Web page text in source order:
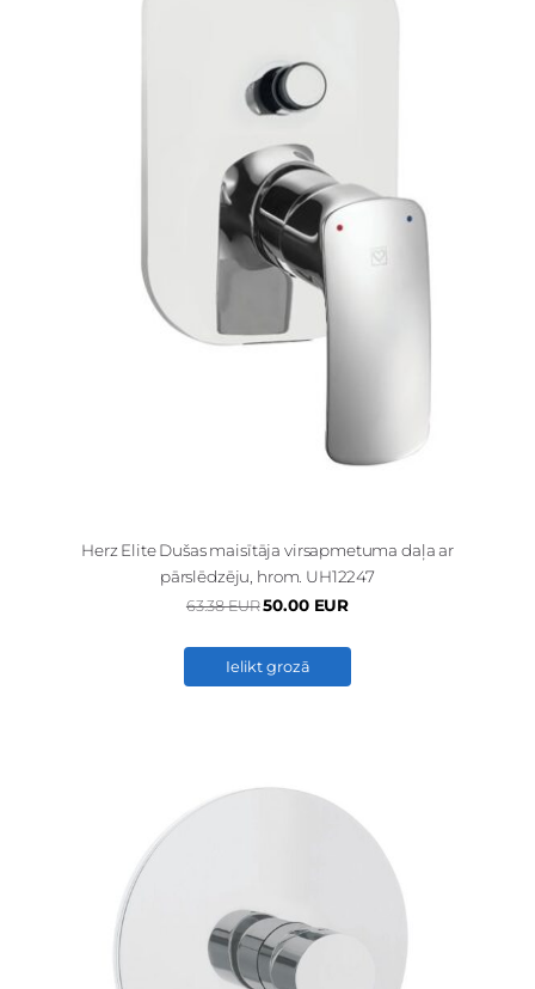
Herz Elite Dušas maisītāja virsapmetuma daļa ar
pārslēdzēju, hrom. UH12247
63.38 EUR50.00 EUR
Ielikt grozā